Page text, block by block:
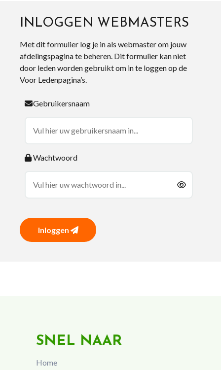
INLOGGEN WEBMASTERS
Met dit formulier log je in als webmaster om jouw
afdelingspagina te beheren. Dit formulier kan niet
door leden worden gebruikt om in te loggen op de
Voor Ledenpagina’s.
Gebruikersnaam
Wachtwoord
Inloggen
SNEL NAAR
Home